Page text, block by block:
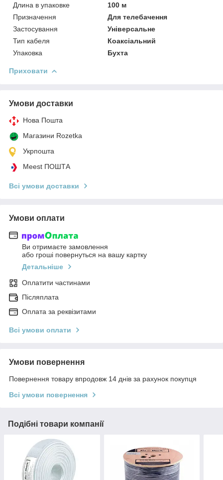
Длина в упаковке
100 м
Призначення
Для телебачення
Застосування
Універсальне
Тип кабеля
Коаксіальний
Упаковка
Бухта
Приховати
Умови доставки
Нова Пошта
Магазини Rozetka
Укрпошта
Meest ПОШТА
Всі умови доставки
Умови оплати
Ви отримаєте замовлення
або гроші повернуться на вашу картку
Детальніше
Оплатити частинами
Післяплата
Оплата за реквізитами
Всі умови оплати
Умови повернення
Повернення товару впродовж 14 днів за рахунок покупця
Всі умови повернення
Подібні товари компанії